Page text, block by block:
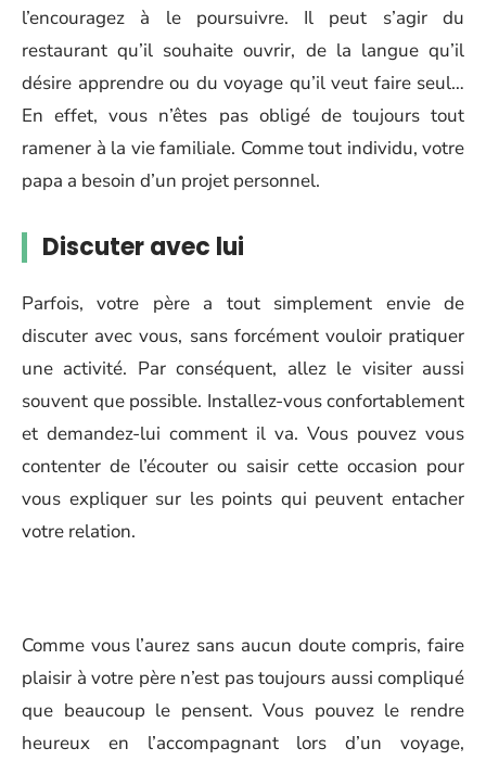
l’encouragez à le poursuivre. Il peut s’agir du
restaurant qu’il souhaite ouvrir, de la langue qu’il
désire apprendre ou du voyage qu’il veut faire seul…
En effet, vous n’êtes pas obligé de toujours tout
ramener à la vie familiale. Comme tout individu, votre
papa a besoin d’un projet personnel.
Discuter avec lui
Parfois, votre père a tout simplement envie de
discuter avec vous, sans forcément vouloir pratiquer
une activité. Par conséquent, allez le visiter aussi
souvent que possible. Installez-vous confortablement
et demandez-lui comment il va. Vous pouvez vous
contenter de l’écouter ou saisir cette occasion pour
vous expliquer sur les points qui peuvent entacher
votre relation.
Comme vous l’aurez sans aucun doute compris, faire
plaisir à votre père n’est pas toujours aussi compliqué
que beaucoup le pensent. Vous pouvez le rendre
heureux en l’accompagnant lors d’un voyage,